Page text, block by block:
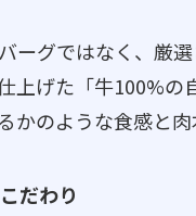
ーグではなく、厳
上げた「牛100%の
かのような食感と
だわり